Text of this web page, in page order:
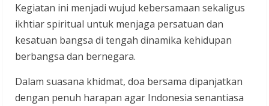
Kegiatan ini menjadi wujud kebersamaan sekaligus
ikhtiar spiritual untuk menjaga persatuan dan
kesatuan bangsa di tengah dinamika kehidupan
berbangsa dan bernegara.
Dalam suasana khidmat, doa bersama dipanjatkan
dengan penuh harapan agar Indonesia senantiasa